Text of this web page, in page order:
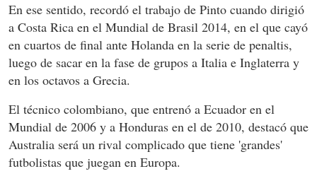
En ese sentido, recordó el trabajo de Pinto cuando dirigió
a Costa Rica en el Mundial de Brasil 2014, en el que cayó
en cuartos de final ante Holanda en la serie de penaltis,
luego de sacar en la fase de grupos a Italia e Inglaterra y
en los octavos a Grecia.
El técnico colombiano, que entrenó a Ecuador en el
Mundial de 2006 y a Honduras en el de 2010, destacó que
Australia será un rival complicado que tiene 'grandes'
futbolistas que juegan en Europa.